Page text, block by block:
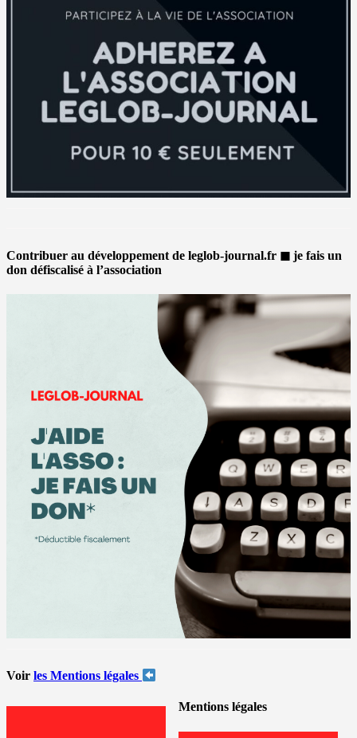
Contribuer au développement de leglob-journal.fr ◼ je fais un
don défiscalisé à l’association
Voir les Mentions légales
Mentions légales